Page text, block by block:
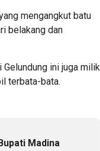
mengangkut batu
belakang dan
ini juga milik
terbata-bata.
Madina